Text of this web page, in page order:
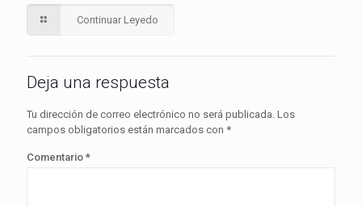
Continuar Leyedo
Deja una respuesta
Tu dirección de correo electrónico no será publicada. Los
campos obligatorios están marcados con *
Comentario *